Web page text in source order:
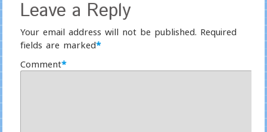
Leave a Reply
Your email address will not be published. Required
fields are marked*
Comment*